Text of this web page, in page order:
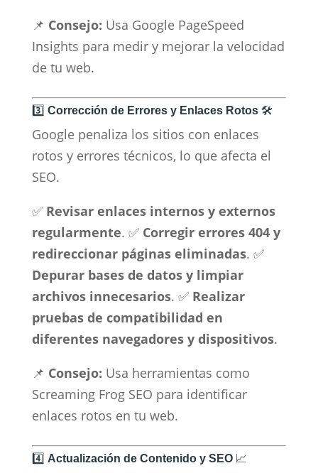
📌 Consejo: Usa Google PageSpeed
Insights para medir y mejorar la velocidad
de tu web.
3️⃣ Corrección de Errores y Enlaces Rotos🛠️
Google penaliza los sitios con enlaces
rotos y errores técnicos, lo que afecta el
SEO.
✅ Revisar enlaces internos y externos
regularmente. ✅ Corregir errores 404 y
redireccionar páginas eliminadas. ✅
Depurar bases de datos y limpiar
archivos innecesarios. ✅ Realizar
pruebas de compatibilidad en
diferentes navegadores y dispositivos.
📌 Consejo: Usa herramientas como
Screaming Frog SEO para identificar
enlaces rotos en tu web.
4️⃣ Actualización de Contenido y SEO📈